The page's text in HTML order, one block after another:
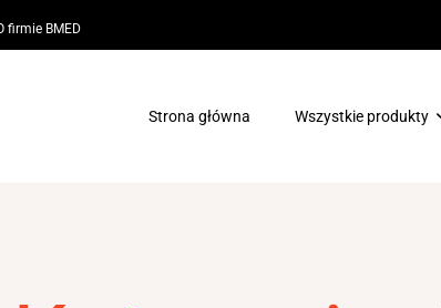
firmie BMED
Strona główna Wszystkie produkty